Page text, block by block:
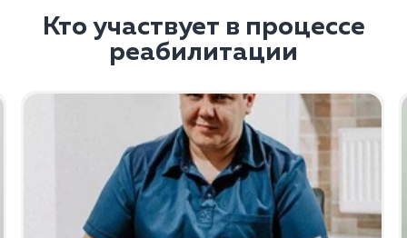
Кто участвует в процессе
реабилитации